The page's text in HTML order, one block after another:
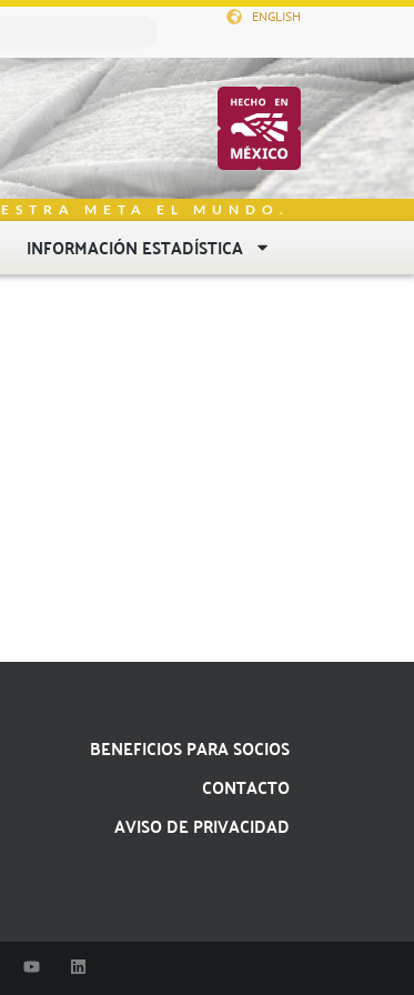
ENGLISH
META EL MUNDO.
INFORMACIÓN ESTADÍSTICA
BENEFICIOS PARA SOCIOS
CONTACTO
AVISO DE PRIVACIDAD